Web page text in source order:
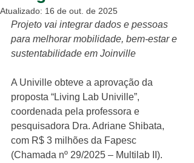
Atualizado: 16 de out. de 2025
Projeto vai integrar dados e pessoas
para melhorar mobilidade, bem-estar e
sustentabilidade em Joinville
A Univille obteve a aprovação da
proposta “Living Lab Univille”,
coordenada pela professora e
pesquisadora Dra. Adriane Shibata,
com R$ 3 milhões da Fapesc
(Chamada nº 29/2025 – Multilab II).